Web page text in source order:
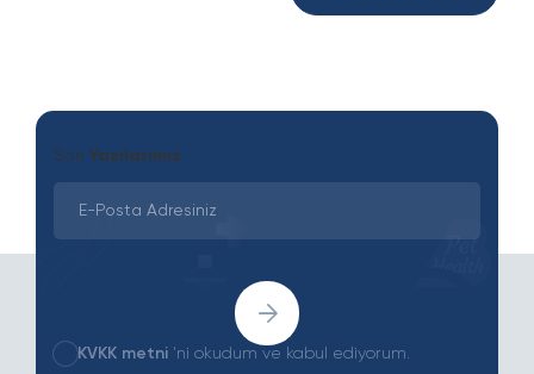
Son Yazılarımız
KVKK metni 'ni okudum ve kabul ediyorum.